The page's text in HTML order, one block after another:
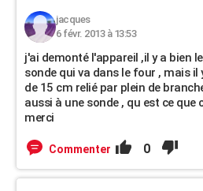
jacques
6 févr. 2013 à 13:53
j'ai demonté l'appareil ,il y a bien
sonde qui va dans le four , mais il
de 15 cm relié par plein de
aussi à une sonde , qu est ce que
merci
Commenter 0